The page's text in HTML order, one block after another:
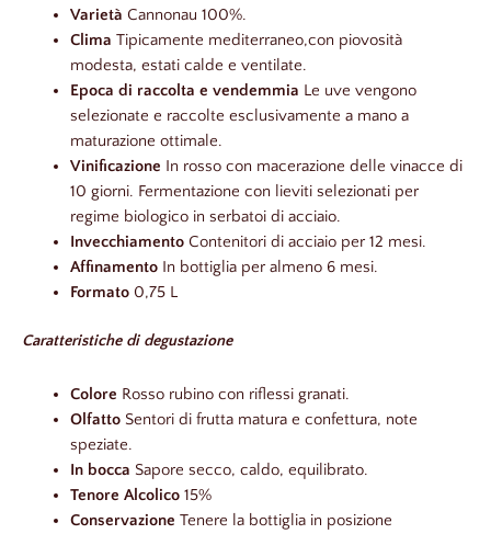
Varietà Cannonau 100%.
Clima Tipicamente mediterraneo,con piovosità
modesta, estati calde e ventilate.
Epoca di raccolta e vendemmia Le uve vengono
selezionate e raccolte esclusivamente a mano a
maturazione ottimale.
Vinificazione In rosso con macerazione delle vinacce di
10 giorni. Fermentazione con lieviti selezionati per
regime biologico in serbatoi di acciaio.
Invecchiamento Contenitori di acciaio per 12 mesi.
Affinamento In bottiglia per almeno 6 mesi.
Formato 0,75 L
Caratteristiche di degustazione
Colore Rosso rubino con riflessi granati.
Olfatto Sentori di frutta matura e confettura, note
speziate.
In bocca Sapore secco, caldo, equilibrato.
Tenore Alcolico15%
Conservazione Tenere la bottiglia in posizione